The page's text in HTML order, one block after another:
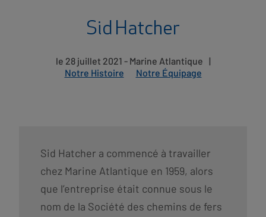
Sid Hatcher
le 28 juillet 2021 - Marine Atlantique |
Notre Histoire
Notre Équipage
Sid Hatcher a commencé à travailler
chez Marine Atlantique en 1959, alors
que l’entreprise était connue sous le
nom de la Société des chemins de fers